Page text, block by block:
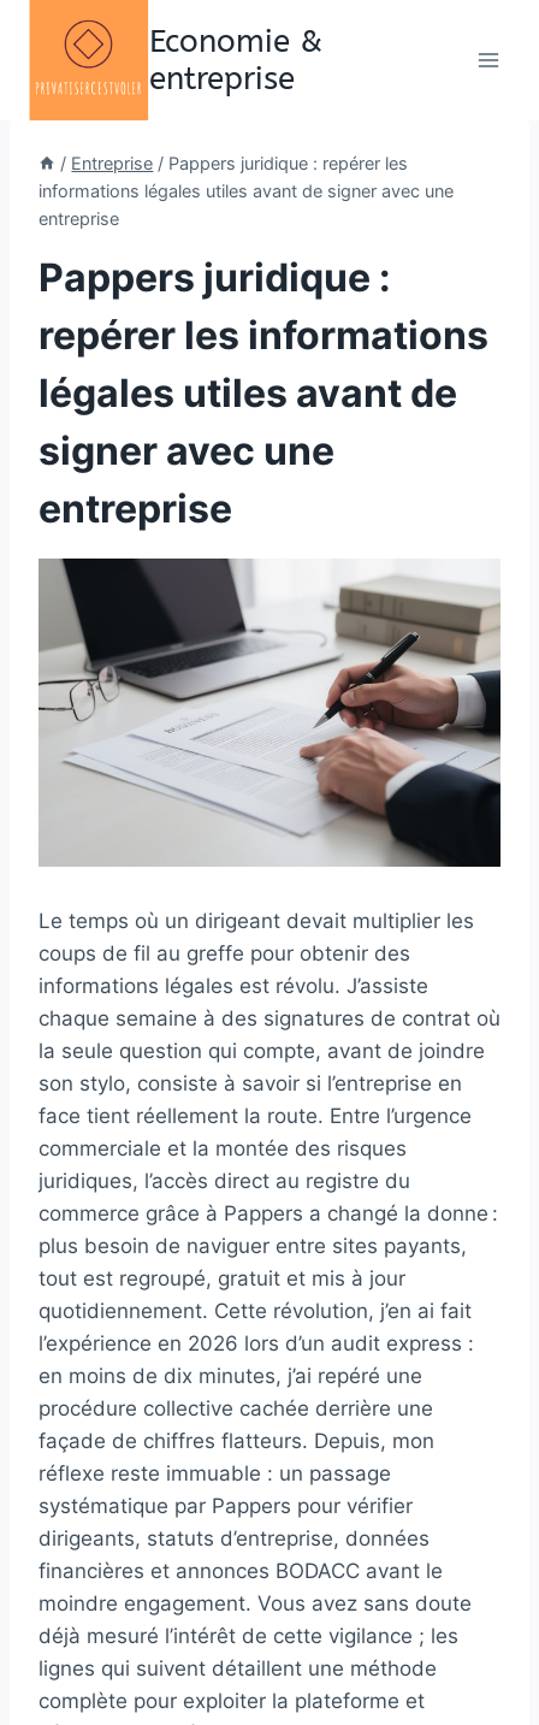
contenu
Economie &
entreprise
/ Entreprise / Pappers juridique : repérer les
informations légales utiles avant de signer avec une
entreprise
Pappers juridique :
repérer les informations
légales utiles avant de
signer avec une
entreprise
Le temps où un dirigeant devait multiplier les
coups de fil au greffe pour obtenir des
informations légales est révolu. J’assiste
chaque semaine à des signatures de contrat où
la seule question qui compte, avant de joindre
son stylo, consiste à savoir si l’entreprise en
face tient réellement la route. Entre l’urgence
commerciale et la montée des risques
juridiques, l’accès direct au registre du
commerce grâce à Pappers a changé la donne :
plus besoin de naviguer entre sites payants,
tout est regroupé, gratuit et mis à jour
quotidiennement. Cette révolution, j’en ai fait
l’expérience en 2026 lors d’un audit express :
en moins de dix minutes, j’ai repéré une
procédure collective cachée derrière une
façade de chiffres flatteurs. Depuis, mon
réflexe reste immuable : un passage
systématique par Pappers pour vérifier
dirigeants, statuts d’entreprise, données
financières et annonces BODACC avant le
moindre engagement. Vous avez sans doute
déjà mesuré l’intérêt de cette vigilance ; les
lignes qui suivent détaillent une méthode
complète pour exploiter la plateforme et